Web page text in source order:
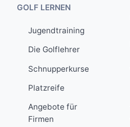
Special Events
Golfreisen
Golfkurse
Jugendtraining
Regelunterricht
Übungsanlagen
Vorgabentabelle
Platzregeln
Anfahrt
Historie
Kontakte
Firmenturniere
Sekretariat
Tempelchen
Caddy-Meisterei
Leihtrollies
Leihschläger
GOLF LERNEN
Jugendtraining
Die Golflehrer
Schnupperkurse
Platzreife
Angebote für
Firmen